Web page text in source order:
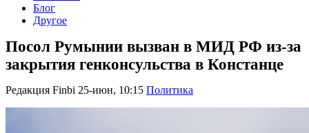
Блог
Другое
Посол Румынии вызван в МИД РФ из-за
закрытия генконсульства в Констанце
Редакция Finbi 25-июн, 10:15 Политика